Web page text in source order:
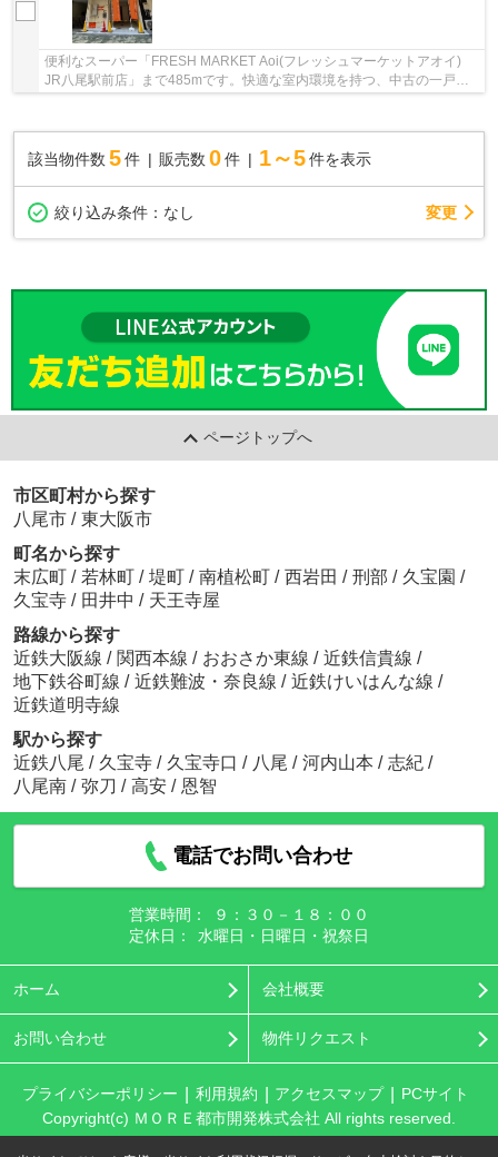
便利なスーパー「FRESH MARKET Aoi(フレッシュマーケットアオイ)
JR八尾駅前店」まで485mです。快適な室内環境を持つ、中古の一戸建
て物件となっています。駅から物件まで徒歩7分です...
該当物件数 5件 販売数 0 件 1～5 件を表示
絞り込み条件： なし 変更
ページトップへ
市区町村から探す
八尾市 / 東大阪市
町名から探す
末広町 / 若林町 / 堤町 / 南植松町 / 西岩田 / 刑部 / 久宝園 /
久宝寺 / 田井中 / 天王寺屋
路線から探す
近鉄大阪線 / 関西本線 / おおさか東線 / 近鉄信貴線 /
地下鉄谷町線 / 近鉄難波・奈良線 / 近鉄けいはんな線 /
近鉄道明寺線
駅から探す
近鉄八尾 / 久宝寺 / 久宝寺口 / 八尾 / 河内山本 / 志紀 /
八尾南 / 弥刀 / 高安 / 恩智
電話でお問い合わせ
営業時間：
９：３０－１８：００
定休日：
水曜日・日曜日・祝祭日
ホーム 会社概要
お問い合わせ 物件リクエスト
プライバシーポリシー 利用規約 アクセスマップ
PCサイト
Copyright(c) ＭＯＲＥ都市開発株式会社 All rights reserved.